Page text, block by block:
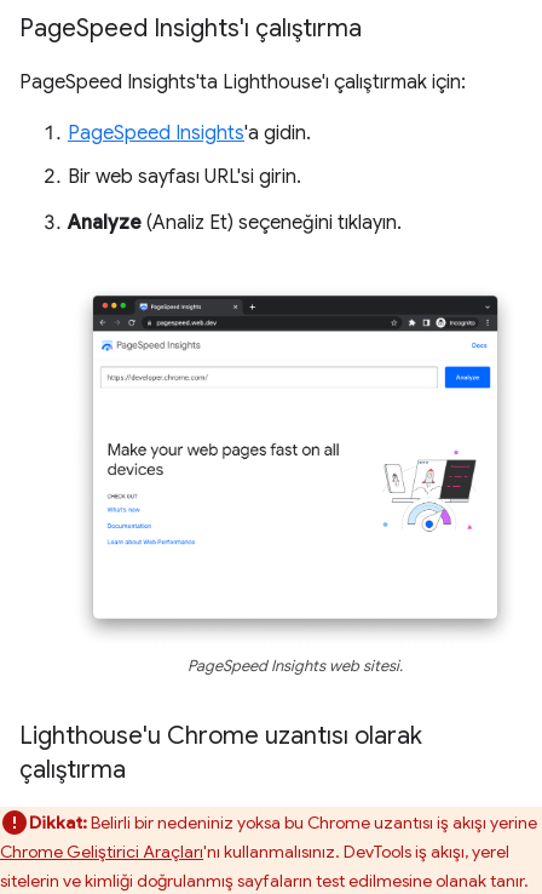
PageSpeed Insights'ı çalıştırma
PageSpeed Insights'ta Lighthouse'ı çalıştırmak için:
PageSpeed Insights'a gidin.
Bir web sayfası URL'si girin.
Analyze (Analiz Et) seçeneğini tıklayın.
PageSpeed Insights web sitesi.
Lighthouse'u Chrome uzantısı olarak
çalıştırma
Dikkat:Belirli bir nedeniniz yoksa bu Chrome uzantısı iş akışı yerine
Chrome Geliştirici Araçları'nı kullanmalısınız. DevTools iş akışı, yerel
sitelerin ve kimliği doğrulanmış sayfaların test edilmesine olanak tanır.